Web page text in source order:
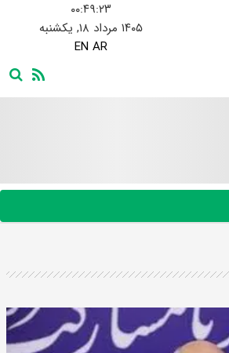
۰۰:۴۹:۲۴
۱۴۰۵ مرداد ۱۸, یکشنبه
EN AR